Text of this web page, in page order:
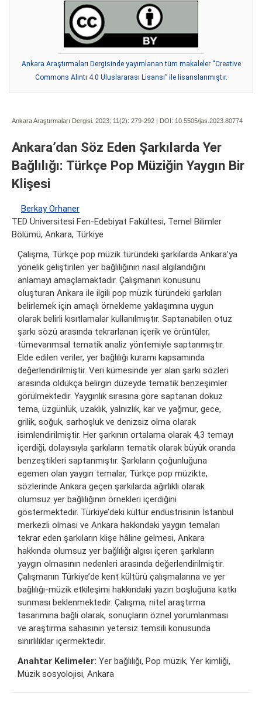
Ankara Araştırmaları Dergisinde yayımlanan tüm makaleler “Creative
Commons Alıntı 4.0 Uluslararası Lisansı” ile lisanslanmıştır.
Ankara Araştırmaları Dergisi. 2023; 11(2): 279-292 | DOI: 10.5505/jas.2023.80774
Ankara’dan Söz Eden Şarkılarda Yer
Bağlılığı: Türkçe Pop Müziğin Yaygın Bir
Klişesi
Berkay Orhaner
TED Üniversitesi Fen-Edebiyat Fakültesi, Temel Bilimler
Bölümü, Ankara, Türkiye
Çalışma, Türkçe pop müzik türündeki şarkılarda Ankara’ya
yönelik geliştirilen yer bağlılığının nasıl algılandığını
anlamayı amaçlamaktadır. Çalışmanın konusunu
oluşturan Ankara ile ilgili pop müzik türündeki şarkıları
belirlemek için amaçlı örnekleme yaklaşımına uygun
olarak belirli kısıtlamalar kullanılmıştır. Saptanabilen otuz
şarkı sözü arasında tekrarlanan içerik ve örüntüler,
tümevarımsal tematik analiz yöntemiyle saptanmıştır.
Elde edilen veriler, yer bağlılığı kuramı kapsamında
değerlendirilmiştir. Veri kümesinde yer alan şarkı sözleri
arasında oldukça belirgin düzeyde tematik benzeşimler
görülmektedir. Yaygınlık sırasına göre saptanan dokuz
tema, üzgünlük, uzaklık, yalnızlık, kar ve yağmur, gece,
grilik, soğuk, sarhoşluk ve denizsiz olma olarak
isimlendirilmiştir. Her şarkının ortalama olarak 4,3 temayı
içerdiği, dolayısıyla şarkıların tematik olarak büyük oranda
benzeştikleri saptanmıştır. Şarkıların çoğunluğuna
egemen olan yaygın temalar, Türkçe pop müzikte,
sözlerinde Ankara geçen şarkılarda ağırlıklı olarak
olumsuz yer bağlılığının örnekleri içerdiğini
göstermektedir. Türkiye’deki kültür endüstrisinin İstanbul
merkezli olması ve Ankara hakkındaki yaygın temaları
tekrar eden şarkıların klişe hâline gelmesi, Ankara
hakkında olumsuz yer bağlılığı algısı içeren şarkıların
yaygın olmasının nedenleri arasında değerlendirilmiştir.
Çalışmanın Türkiye’de kent kültürü çalışmalarına ve yer
bağlılığı-müzik etkileşimi hakkındaki yazın boşluğuna katkı
sunması beklenmektedir. Çalışma, nitel araştırma
tasarımına bağlı olarak, sonuçların öznel yorumlanması
ve araştırma sahasının yetersiz temsili konusunda
sınırlılıklar içermektedir.
Anahtar Kelimeler: Yer bağlılığı, Pop müzik, Yer kimliği,
Müzik sosyolojisi, Ankara